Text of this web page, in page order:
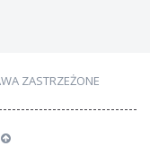
ZASTRZEŻONE